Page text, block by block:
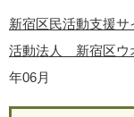
新宿区民活動支援サ
活動法人 新宿区ウ
年06月